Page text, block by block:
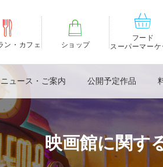
ン・カフェ ショップ
フード
スーパーマーケ
ニュース・ご案内 公開予定作品
映画館に関す